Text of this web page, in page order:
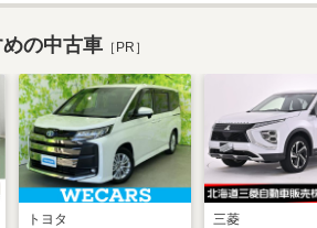
の中古車 ［PR］
トヨタ 三菱